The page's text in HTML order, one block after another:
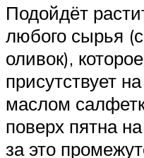
Подойдёт
любого сырья
оливок),
присутствует
маслом
поверх пятна
за это